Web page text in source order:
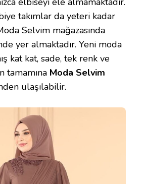
takımlar da yeteri kadar
Selvim mağazasında
yer almaktadır. Yeni moda
kat kat, sade, tek renk ve
tamamına Moda Selvim
ulaşılabilir.